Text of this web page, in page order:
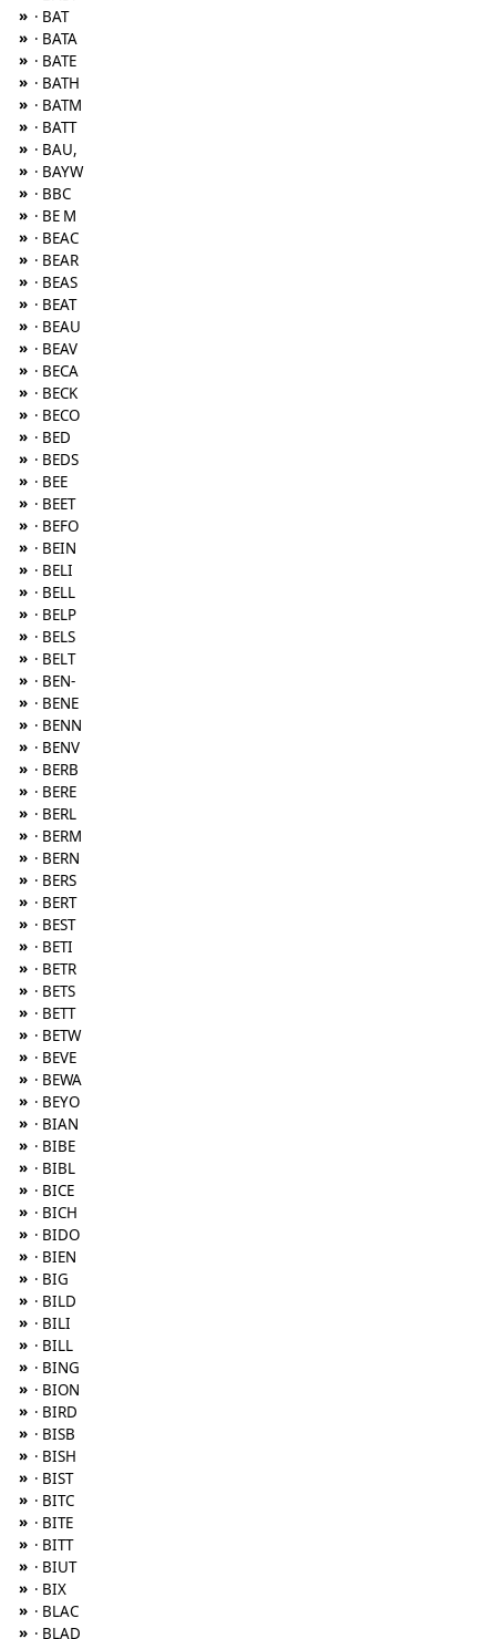
» · BAT
» · BATA
» · BATE
» · BATH
» · BATM
» · BATT
» · BAU,
» · BAYW
» · BBC
» · BE M
» · BEAC
» · BEAR
» · BEAS
» · BEAT
» · BEAU
» · BEAV
» · BECA
» · BECK
» · BECO
» · BED
» · BEDS
» · BEE
» · BEET
» · BEFO
» · BEIN
» · BELI
» · BELL
» · BELP
» · BELS
» · BELT
» · BEN-
» · BENE
» · BENN
» · BENV
» · BERB
» · BERE
» · BERL
» · BERM
» · BERN
» · BERS
» · BERT
» · BEST
» · BETI
» · BETR
» · BETS
» · BETT
» · BETW
» · BEVE
» · BEWA
» · BEYO
» · BIAN
» · BIBE
» · BIBL
» · BICE
» · BICH
» · BIDO
» · BIEN
» · BIG
» · BILD
» · BILI
» · BILL
» · BING
» · BION
» · BIRD
» · BISB
» · BISH
» · BIST
» · BITC
» · BITE
» · BITT
» · BIUT
» · BIX
» · BLAC
» · BLAD